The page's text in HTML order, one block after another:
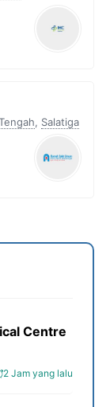
, Salatiga
Centre
2 Jam yang lalu